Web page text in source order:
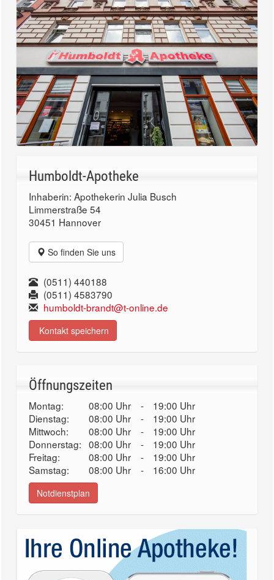
Humboldt-Apotheke
Inhaberin: Apothekerin Julia Busch
Limmerstraße 54
30451 Hannover
So finden Sie uns
(0511) 440188
(0511) 4583790
humboldt-brandt@t-online.de
Kontakt speichern
Öffnungszeiten
Montag: 08:00 Uhr -
19:00 Uhr
Dienstag:
08:00 Uhr -
19:00 Uhr
Mittwoch:
08:00 Uhr -
19:00 Uhr
Donnerstag: 08:00 Uhr -
19:00 Uhr
Freitag:
08:00 Uhr -
19:00 Uhr
Samstag:
08:00 Uhr - 16:00 Uhr
Notdienstplan